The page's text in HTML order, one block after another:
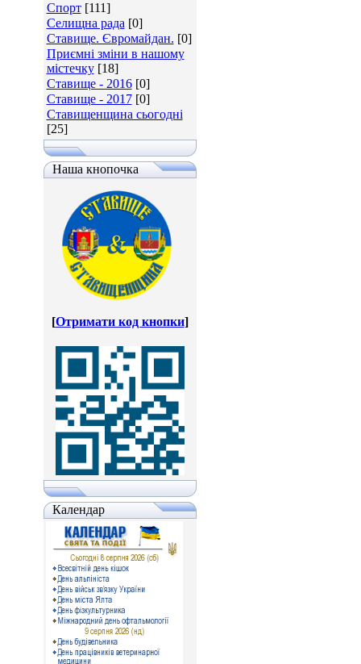
Спорт [111]
Селищна рада [0]
Ставище. Євромайдан. [0]
Приємні зміни в нашому
містечку [18]
Ставище - 2016 [0]
Ставище - 2017 [0]
Ставищенщина сьогодні
[25]
Наша кнопочка
[Отримати код кнопки]
Календар